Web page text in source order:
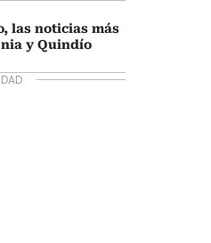
las noticias más
y Quindío